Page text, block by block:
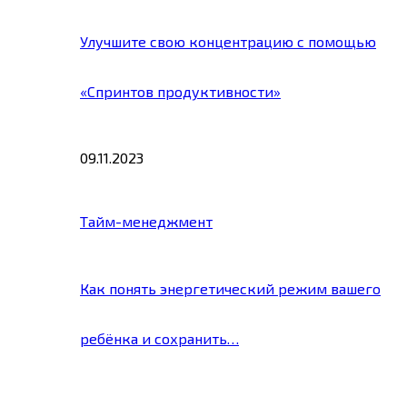
Улучшите свою концентрацию с помощью
«Спринтов продуктивности»
09.11.2023
Тайм-менеджмент
Как понять энергетический режим вашего
ребёнка и сохранить…